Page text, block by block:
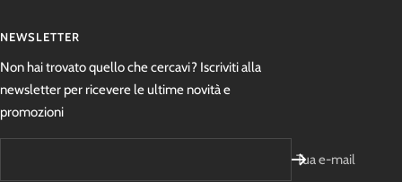
NEWSLETTER
Non hai trovato quello che cercavi? Iscriviti alla
newsletter per ricevere le ultime novità e
promozioni
Tua e-mail